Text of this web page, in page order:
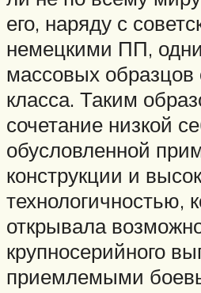
его, наряду с
немецкими ПП,
массовых образцов
класса. Таким
сочетание низкой
обусловленной
конструкции и
технологичностью,
открывала
крупносерийного
приемлемыми